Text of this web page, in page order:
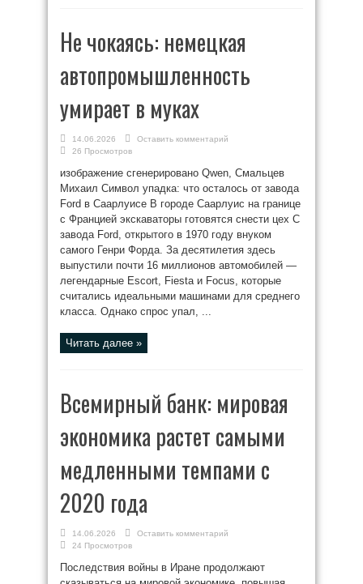
Не чокаясь: немецкая
автопромышленность
умирает в муках
14.06.2026
Оставить комментарий
26 Просмотров
изображение сгенерировано Qwen, Смальцев
Михаил Символ упадка: что осталось от завода
Ford в Саарлуисе В городе Саарлуис на границе
с Францией экскаваторы готовятся снести цех C
завода Ford, открытого в 1970 году внуком
самого Генри Форда. За десятилетия здесь
выпустили почти 16 миллионов автомобилей —
легендарные Escort, Fiesta и Focus, которые
считались идеальными машинами для среднего
класса. Однако спрос упал, ...
Читать далее »
Всемирный банк: мировая
экономика растет самыми
медленными темпами с
2020 года
14.06.2026
Оставить комментарий
24 Просмотров
Последствия войны в Иране продолжают